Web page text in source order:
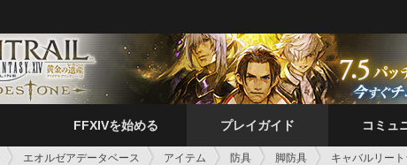
FFXIVを始める プレイガイド コミュ
エオルゼアデータベース アイテム 防具 脚防具 キャバルリー